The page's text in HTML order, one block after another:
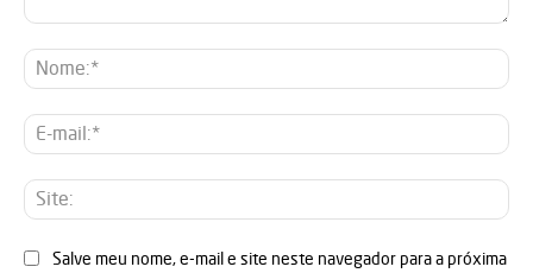
E-
Salve meu nome, e-mail e site neste navegador para a próxima